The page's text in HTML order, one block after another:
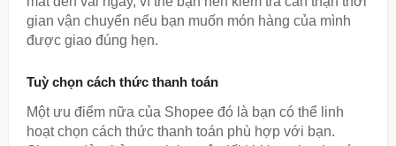
gian vận chuyển nếu bạn muốn món hàng của mình
được giao đúng hẹn.
Tuỳ chọn cách thức thanh toán
Một ưu điểm nữa của Shopee đó là bạn có thể linh
hoạt chọn cách thức thanh toán phù hợp với bạn.